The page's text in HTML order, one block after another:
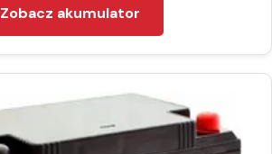
Zobacz akumulator